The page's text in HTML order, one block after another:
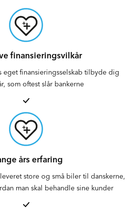
finansieringsvilkår
eget finansieringsselskab tilbyde dig
som oftest slår bankerne
års erfaring
store og små biler til danskerne,
man skal behandle sine kunder